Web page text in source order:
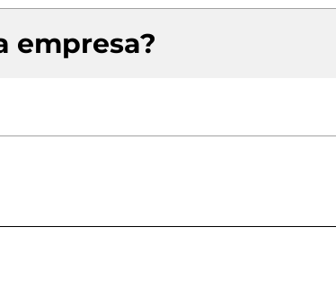
empresa?